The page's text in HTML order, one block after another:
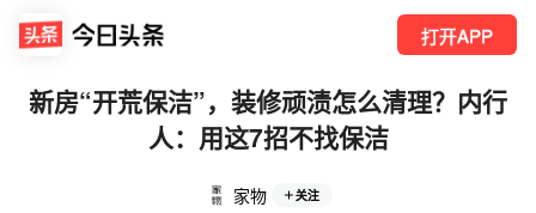
打开APP
新房“开荒保洁”，装修顽渍怎么清理？内行
人：用这7招不找保洁
家物 关注